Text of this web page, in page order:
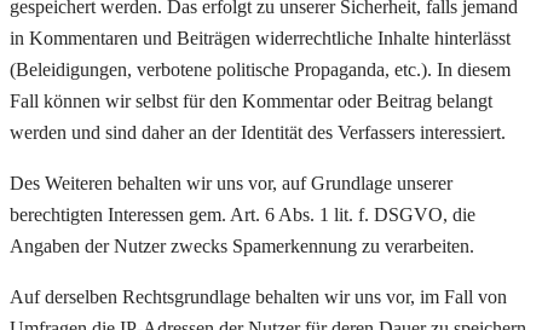
gespeichert werden. Das erfolgt zu unserer Sicherheit, falls jemand
in Kommentaren und Beiträgen widerrechtliche Inhalte hinterlässt
(Beleidigungen, verbotene politische Propaganda, etc.). In diesem
Fall können wir selbst für den Kommentar oder Beitrag belangt
werden und sind daher an der Identität des Verfassers interessiert.
Des Weiteren behalten wir uns vor, auf Grundlage unserer
berechtigten Interessen gem. Art. 6 Abs. 1 lit. f. DSGVO, die
Angaben der Nutzer zwecks Spamerkennung zu verarbeiten.
Auf derselben Rechtsgrundlage behalten wir uns vor, im Fall von